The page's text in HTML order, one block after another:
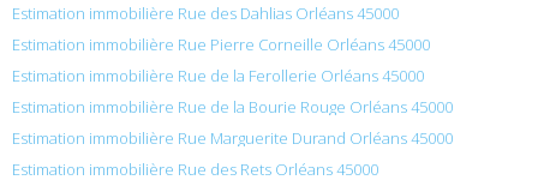
Estimation immobilière Rue des Dahlias Orléans 45000
Estimation immobilière Rue Pierre Corneille Orléans 45000
Estimation immobilière Rue de la Ferollerie Orléans 45000
Estimation immobilière Rue de la Bourie Rouge Orléans 45000
Estimation immobilière Rue Marguerite Durand Orléans 45000
Estimation immobilière Rue des Rets Orléans 45000